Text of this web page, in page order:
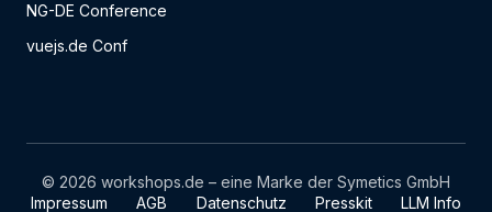
NG-DE Conference
vuejs.de Conf
© 2026 workshops.de – eine Marke der Symetics GmbH
Impressum
AGB Datenschutz Presskit LLM Info